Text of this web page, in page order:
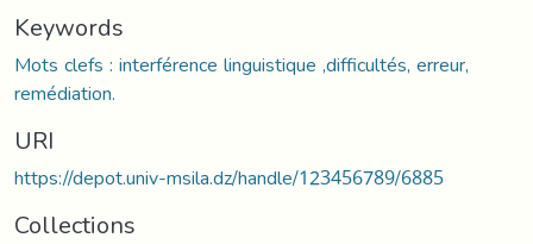
Keywords
Mots clefs : interférence linguistique ,difficultés, erreur,
remédiation.
URI
https://depot.univ-msila.dz/handle/123456789/6885
Collections